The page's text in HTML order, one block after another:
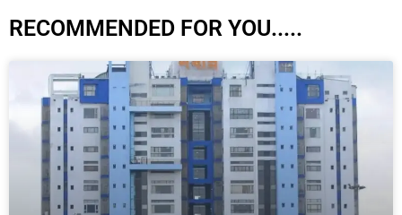
RECOMMENDED FOR YOU.....